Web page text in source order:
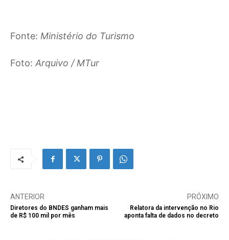
Fonte: Ministério do Turismo
Foto: Arquivo / MTur
ANTERIOR
Diretores do BNDES ganham mais
de R$ 100 mil por mês
PRÓXIMO
Relatora da intervenção no Rio
aponta falta de dados no decreto